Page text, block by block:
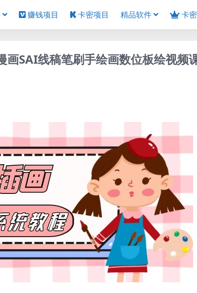
赚钱项目 卡密项目 精品软件 卡
画SAI线稿笔刷手绘画数位板绘视频